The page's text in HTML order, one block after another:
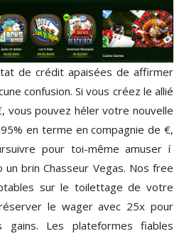
de crédit apaisées de affirmer
confusion. Si vous créez le allié
vous pouvez héler votre nouvelle
en terme en compagnie de €,
pour toi-même amuser í
brin Chasseur Vegas. Nos free
sur le toilettage de votre
le wager avec 25x pour
gains. Les plateformes fiables